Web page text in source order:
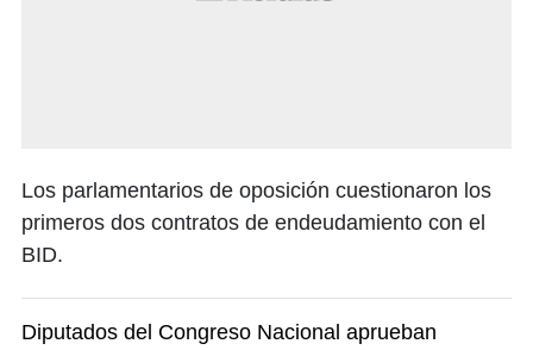
Los parlamentarios de oposición cuestionaron los
primeros dos contratos de endeudamiento con el
BID.
Diputados del Congreso Nacional aprueban